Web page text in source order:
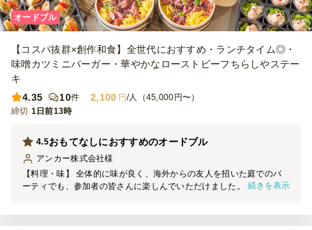
オードブル
【コスパ抜群×創作和食】全世代におすすめ・ランチタイム◎・
味噌カツミニバーガー・華やかなローストビーフちらしやステー
キ
4.35
10件 2,100 円/人（45,000円〜）
締切 1日前13時
おもてなしにおすすめのオードブル
4.5
アンカー株式会社様
【料理・味】 全体的に味が良く、海外からの友人を招いた庭でのパ
ーティでも、参加者の皆さんに楽しんでいただけました。品数が豊富
続きを表示